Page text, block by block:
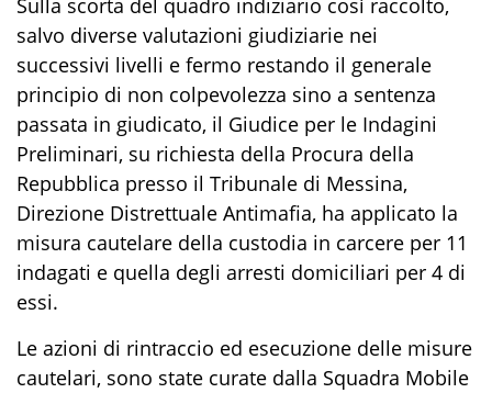
Sulla scorta del quadro indiziario così raccolto,
salvo diverse valutazioni giudiziarie nei
successivi livelli e fermo restando il generale
principio di non colpevolezza sino a sentenza
passata in giudicato, il Giudice per le Indagini
Preliminari, su richiesta della Procura della
Repubblica presso il Tribunale di Messina,
Direzione Distrettuale Antimafia, ha applicato la
misura cautelare della custodia in carcere per 11
indagati e quella degli arresti domiciliari per 4 di
essi.
Le azioni di rintraccio ed esecuzione delle misure
cautelari, sono state curate dalla Squadra Mobile